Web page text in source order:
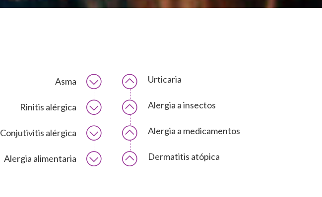
Asma
Rinitis alérgica
Conjutivitis alérgica
Alergia alimentaria
Urticaria
Alergia a insectos
Alergia a medicamentos
Dermatitis atópica